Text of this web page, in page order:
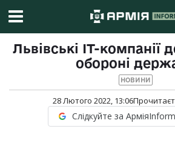
Львівські ІТ-компанії
обороні
НОВИНИ
28 Лютого 2022, 13:06
Слідкуйте за